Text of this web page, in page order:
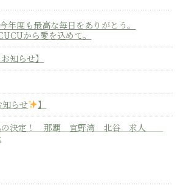
年度も最高な毎日をありがとう。
から愛を込めて。
知らせ】
らせ
】
集の決定！ 那覇 宜野湾 北谷 求人